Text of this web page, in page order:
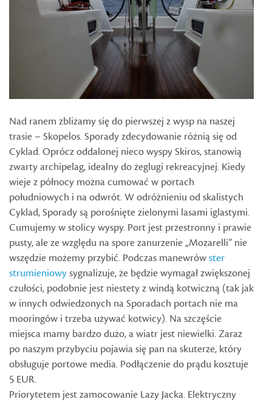
Nad ranem zbliżamy się do pierwszej z wysp na naszej
trasie – Skopelos. Sporady zdecydowanie różnią się od
Cyklad. Oprócz oddalonej nieco wyspy Skiros, stanowią
zwarty archipelag, idealny do żeglugi rekreacyjnej. Kiedy
wieje z północy można cumować w portach
południowych i na odwrót. W odróżnieniu od skalistych
Cyklad, Sporady są porośnięte zielonymi lasami iglastymi.
Cumujemy w stolicy wyspy. Port jest przestronny i prawie
pusty, ale ze względu na spore zanurzenie „Mozarelli” nie
wszędzie możemy przybić. Podczas manewrówster
strumieniowysygnalizuje, że będzie wymagał zwiększonej
czułości, podobnie jest niestety z windą kotwiczną (tak jak
w innych odwiedzonych na Sporadach portach nie ma
mooringów i trzeba używać kotwicy). Na szczęście
miejsca mamy bardzo dużo, a wiatr jest niewielki. Zaraz
po naszym przybyciu pojawia się pan na skuterze, który
obsługuje portowe media. Podłączenie do prądu kosztuje
5 EUR.
Priorytetem jest zamocowanie Lazy Jacka. Elektryczny